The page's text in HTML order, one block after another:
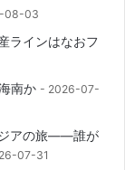
08-03
ラインはなおフ
南か
2026-07-
ジアの旅――誰が
07-31